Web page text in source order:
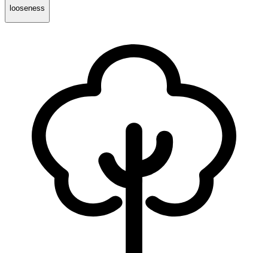
looseness